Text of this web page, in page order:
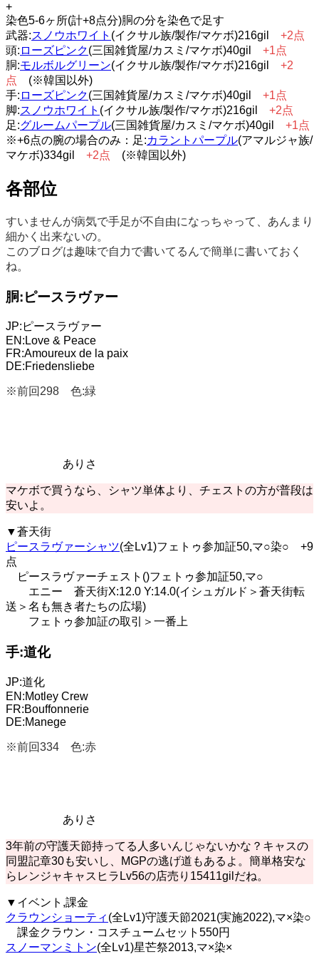
+
染色5-6ヶ所(計+8点分)胴の分を染色で足す
武器:スノウホワイト (イクサル族/製作/マケボ)216gil +2点
頭: ローズピンク(三国雑貨屋/カスミ/マケボ)40gil +1点
胴:モルボルグリーン(イクサル族/製作/マケボ)216gil +2
点 (※韓国以外)
手: ローズピンク(三国雑貨屋/カスミ/マケボ)40gil +1点
脚:スノウホワイト (イクサル族/製作/マケボ)216gil +2点
足:グルームパープル(三国雑貨屋/カスミ/マケボ)40gil +1点
※+6点の腕の場合のみ：足:カラントパープル(アマルジャ族/
マケボ)334gil +2点 (※韓国以外)
各部位
すいませんが病気で手足が不自由になっちゃって、あんまり
細かく出来ないの。
このブログは趣味で自力で書いてるんで簡単に書いておく
ね。
胴:ピースラヴァー
JP:ピースラヴァー
EN:Love & Peace
FR:Amoureux de la paix
DE:Friedensliebe
※前回298 色:緑
ありさ
マケボで買うなら、シャツ単体より、チェストの方が普段は
安いよ。
▼蒼天街
ピースラヴァーシャツ(全Lv1)フェトゥ参加証50,マ○染○ +9
点
ピースラヴァーチェスト()フェトゥ参加証50,マ○
エニー 蒼天街X:12.0 Y:14.0(イシュガルド＞蒼天街転
送＞名も無き者たちの広場)
フェトゥ参加証の取引＞一番上
手:道化
JP:道化
EN:Motley Crew
FR:Bouffonnerie
DE:Manege
※前回334 色:赤
ありさ
3年前の守護天節持ってる人多いんじゃないかな？キャスの
同盟記章30も安いし、MGPの逃げ道もあるよ。簡単格安な
らレンジャキャスヒラLv56の店売り15411gilだね。
▼イベント,課金
クラウンショーティ (全Lv1)守護天節2021(実施2022),マ×染○
課金クラウン・コスチュームセット550円
スノーマンミトン(全Lv1)星芒祭2013,マ×染×